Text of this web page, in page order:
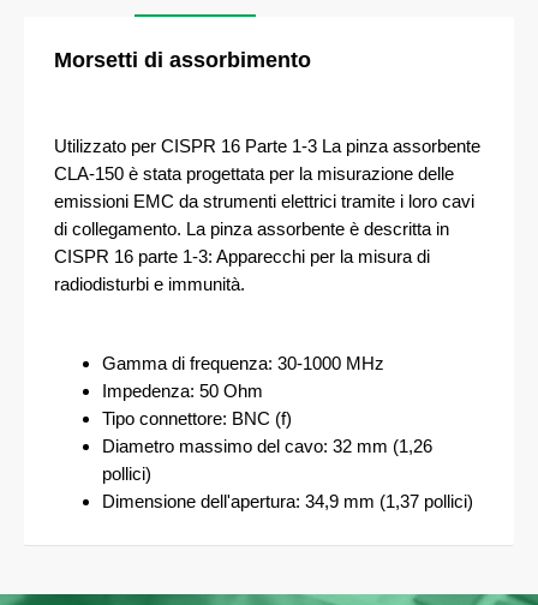
Morsetti di assorbimento
Utilizzato per CISPR 16 Parte 1-3 La pinza assorbente
CLA-150 è stata progettata per la misurazione delle
emissioni EMC da strumenti elettrici tramite i loro cavi
di collegamento. La pinza assorbente è descritta in
CISPR 16 parte 1-3: Apparecchi per la misura di
radiodisturbi e immunità.
Gamma di frequenza: 30-1000 MHz
Impedenza: 50 Ohm
Tipo connettore: BNC (f)
Diametro massimo del cavo: 32 mm (1,26
pollici)
Dimensione dell'apertura: 34,9 mm (1,37 pollici)